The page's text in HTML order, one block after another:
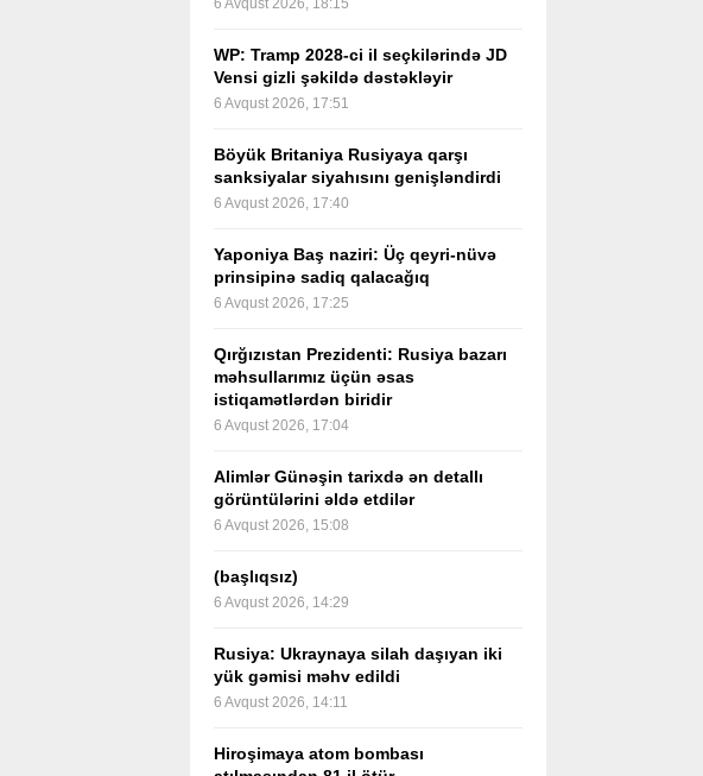
6 Avqust 2026, 18:15
WP: Tramp 2028-ci il seçkilərində JD
Vensi gizli şəkildə dəstəkləyir
6 Avqust 2026, 17:51
Böyük Britaniya Rusiyaya qarşı
sanksiyalar siyahısını genişləndirdi
6 Avqust 2026, 17:40
Yaponiya Baş naziri: Üç qeyri-nüvə
prinsipinə sadiq qalacağıq
6 Avqust 2026, 17:25
Qırğızıstan Prezidenti: Rusiya bazarı
məhsullarımız üçün əsas
istiqamətlərdən biridir
6 Avqust 2026, 17:04
Alimlər Günəşin tarixdə ən detallı
görüntülərini əldə etdilər
6 Avqust 2026, 15:08
(başlıqsız)
6 Avqust 2026, 14:29
Rusiya: Ukraynaya silah daşıyan iki
yük gəmisi məhv edildi
6 Avqust 2026, 14:11
Hiroşimaya atom bombası